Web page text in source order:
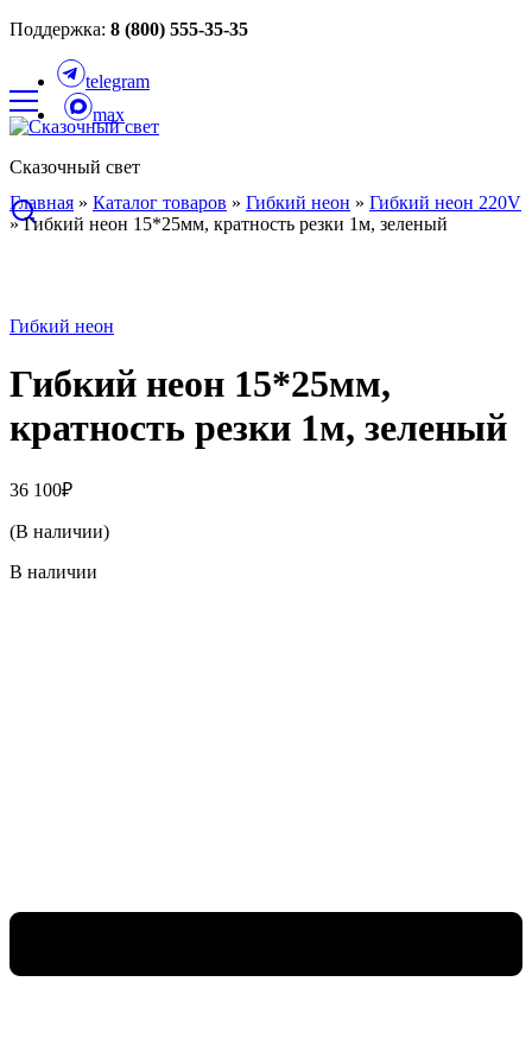
Поддержка: 8 (800) 555-35-35
telegram
max
Сказочный свет
Главная » Каталог товаров » Гибкий неон » Гибкий неон 220V
»Гибкий неон 15*25мм, кратность резки 1м, зеленый
Гибкий неон
Гибкий неон 15*25мм,
кратность резки 1м, зеленый
36 100₽
(В наличии)
В наличии